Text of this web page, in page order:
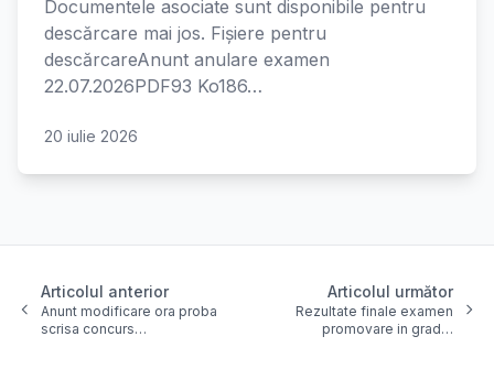
Documentele asociate sunt disponibile pentru
descărcare mai jos. Fișiere pentru
descărcareAnunt anulare examen
22.07.2026PDF93 Ko186…
20 iulie 2026
Articolul anterior
Anunt modificare ora proba
scrisa concurs…
Articolul următor
Rezultate finale examen
promovare in grad…